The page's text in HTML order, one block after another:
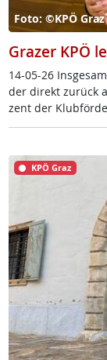
Foto: ©KPÖ Graz
Grazer KPÖ
14-05-26
der di­rekt zu­rück
zent der
KPÖ Graz